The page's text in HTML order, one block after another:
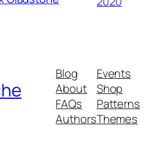
Blog
About
FAQs
Authors
Events
Shop
Patterns
Themes